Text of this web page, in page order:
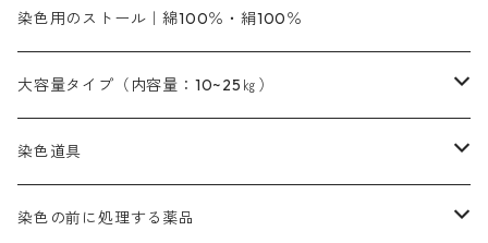
緑色系
茶色系
緑色系
茶色系
灰色系
黒色系
茶色｜20g入りのみ公開
灰色｜20g入りのみ公開
黒色
エロー ＭＧＲ｜明るい緑みの黄色
オレンヂMG｜黄みの橙色
オレンヂMGD（定番の色合い）
赤色系
レットMFB｜赤色（定番の色合い）
レットMG｜黄みの朱色
青色系
ネビーブルーMB（定番の色合い）
ブルーMB（定番の色合い）
紫色系
バイオレットMFB
緑色系
群青
黒色｜在庫処分特価
緑色｜在庫処分特価
茶色｜在庫処分特価
アルミ媒染剤
鉄媒染剤
ソーダ灰｜アルカリ性のPH調整剤
藍染
ぶどう糖
ハイドロサルファイトコンク
染色用途のハンカチ・バンダナ
45cm×45cm（ハンカチ）｜端の始末も綿糸｜タグなし
ビスマークブロンB｜赤茶色
塩基性エロ―｜液体タイプ
オリジナル染料｜スス竹色｜ミキセットファストブロンGR
インディゴピュア
アルカリ剤
ハイドロサルファイトコンク
酸性剤
45cm×45cm（ハンカチ）｜端の始末も綿糸｜タグなし
54cm×54cm（バンダナ）｜端の始末も綿糸｜タグなし
染色用のストール｜綿100％・絹100％
大容量タイプ（内容量：10~25㎏）
芒硝｜綿の染色時の吸収促進剤
ソーダ灰｜アルカリ性のPH調整剤
染色道具
刷毛
染色の前に処理する薬品